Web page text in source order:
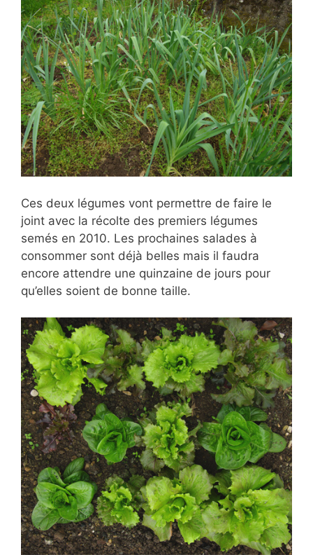
Ces deux légumes vont permettre de faire le
joint avec la récolte des premiers légumes
semés en 2010. Les prochaines salades à
consommer sont déjà belles mais il faudra
encore attendre une quinzaine de jours pour
qu’elles soient de bonne taille.